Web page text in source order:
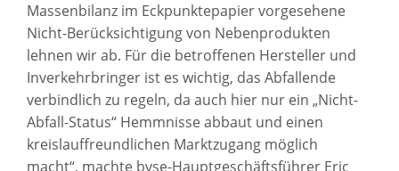
Massenbilanz im Eckpunktepapier vorgesehene
Nicht-Berücksichtigung von Nebenprodukten
lehnen wir ab. Für die betroffenen Hersteller und
Inverkehrbringer ist es wichtig, das Abfallende
verbindlich zu regeln, da auch hier nur ein „Nicht-
Abfall-Status“ Hemmnisse abbaut und einen
kreislauffreundlichen Marktzugang möglich
macht“, machte bvse-Hauptgeschäftsführer Eric